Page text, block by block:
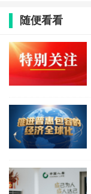
实习记者张添福）
来源：科技日报
声明:转载此文是
注错误或侵犯了
联系,我们将及时
最新文章
随便看看